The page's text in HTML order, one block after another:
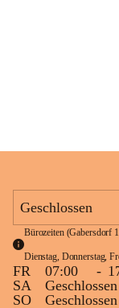
Geschlossen
Bürozeiten (Gabersdorf
Dienstag, Donnerstag,
FR 07:00 -
SA
Geschlossen
SO
Geschlossen